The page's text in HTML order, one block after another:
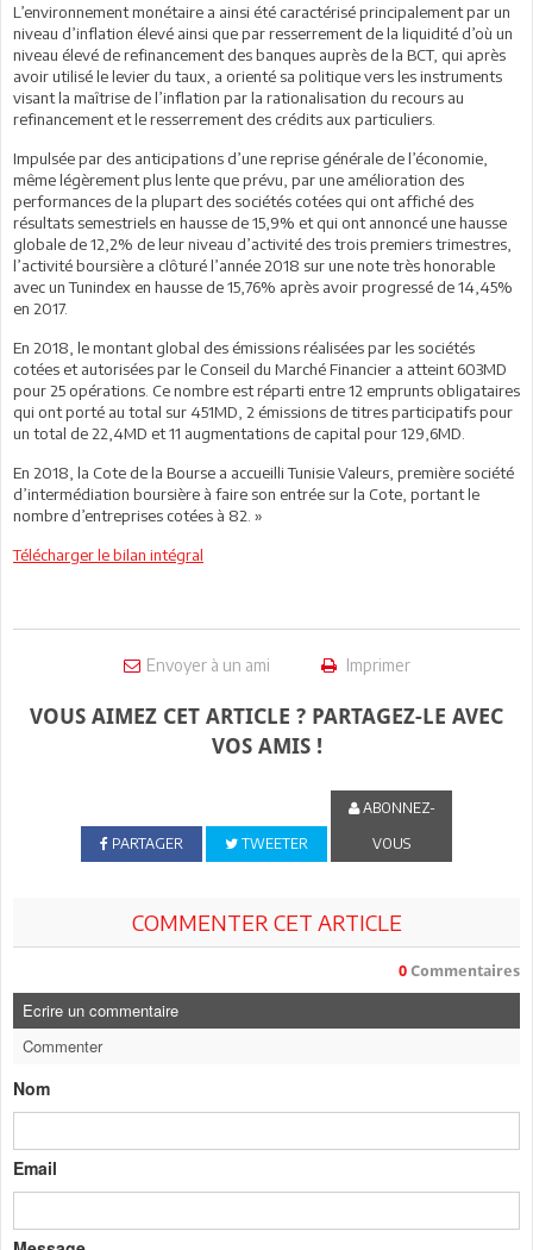
L’environnement monétaire a ainsi été caractérisé principalement par un
niveau d’inflation élevé ainsi que par resserrement de la liquidité d’où un
niveau élevé de refinancement des banques auprès de la BCT, qui après
avoir utilisé le levier du taux, a orienté sa politique vers les instruments
visant la maîtrise de l’inflation par la rationalisation du recours au
refinancement et le resserrement des crédits aux particuliers.
Impulsée par des anticipations d’une reprise générale de l’économie,
même légèrement plus lente que prévu, par une amélioration des
performances de la plupart des sociétés cotées qui ont affiché des
résultats semestriels en hausse de 15,9% et qui ont annoncé une hausse
globale de 12,2% de leur niveau d’activité des trois premiers trimestres,
l’activité boursière a clôturé l’année 2018 sur une note très honorable
avec un Tunindex en hausse de 15,76% après avoir progressé de 14,45%
en 2017.
En 2018, le montant global des émissions réalisées par les sociétés
cotées et autorisées par le Conseil du Marché Financier a atteint 603MD
pour 25 opérations. Ce nombre est réparti entre 12 emprunts obligataires
qui ont porté au total sur 451MD, 2 émissions de titres participatifs pour
un total de 22,4MD et 11 augmentations de capital pour 129,6MD.
En 2018, la Cote de la Bourse a accueilli Tunisie Valeurs, première société
d’intermédiation boursière à faire son entrée sur la Cote, portant le
nombre d’entreprises cotées à 82. »
Télécharger le bilan intégral
Envoyer à un ami Imprimer
VOUS AIMEZ CET ARTICLE ? PARTAGEZ-LE AVEC
VOS AMIS !
PARTAGER TWEETER
ABONNEZ-
VOUS
COMMENTER CET ARTICLE
0 Commentaires
Ecrire un commentaire
Commenter
Nom
Email